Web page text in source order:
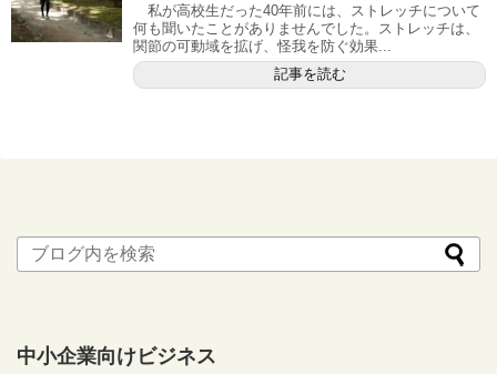
私が高校生だった40年前には、ストレッチについて
何も聞いたことがありませんでした。ストレッチは、
関節の可動域を拡げ、怪我を防ぐ効果...
記事を読む
中小企業向けビジネス